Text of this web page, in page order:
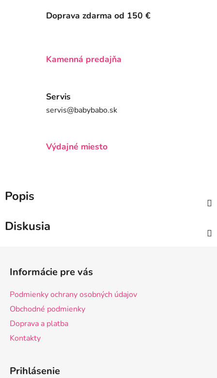
Doprava zdarma od 150 €
Kamenná predajňa
Servis
servis@babybabo.sk
Výdajné miesto
Popis
Diskusia
Informácie pre vás
Podmienky ochrany osobných údajov
Obchodné podmienky
Doprava a platba
Kontakty
Prihlásenie